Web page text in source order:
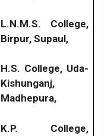
L.N.M.S. College,
Birpur, Supaul,
H.S. College, Uda-
Kishunganj,
Madhepura,
K.P. College,